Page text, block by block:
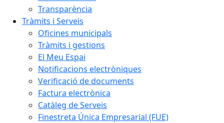
Transparència
Tràmits i Serveis
Oficines municipals
Tràmits i gestions
El Meu Espai
Notificacions electròniques
Verificació de documents
Factura electrònica
Catàleg de Serveis
Finestreta Única Empresarial (FUE)